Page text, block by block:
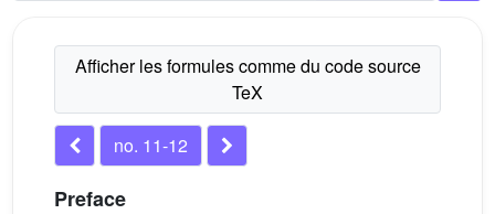
no. 11-12
Preface